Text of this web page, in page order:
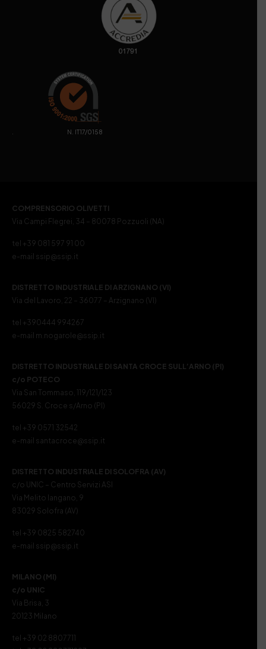
. N. IT17/0158
COMPRENSORIO OLIVETTI
Via Campi Flegrei, 34 – 80078 Pozzuoli (NA)
tel +39 081 597 91 00
e-mail ssip@ssip.it
DISTRETTO INDUSTRIALE DI ARZIGNANO (VI)
Via del Lavoro, 22 – 36077 – Arzignano (VI)
tel +390444 994267
e-mail m.nogarole@ssip.it
DISTRETTO INDUSTRIALE DI SANTA CROCE SULL’ARNO (PI)
c/o POTECO
Via San Tommaso, 119/121/123
56029 S. Croce s/Arno (PI)
tel +39 0571 32542
e-mail santacroce@ssip.it
DISTRETTO INDUSTRIALE DI SOLOFRA (AV)
c/o UNIC – Centro Servizi ASI
Via Melito Iangano, 9
83029 Solofra (AV)
tel +39 0825 582740
e-mail ssip@ssip.it
MILANO (MI)
c/o UNIC
Via Brisa, 3
20123 Milano
tel +39 02 8807711